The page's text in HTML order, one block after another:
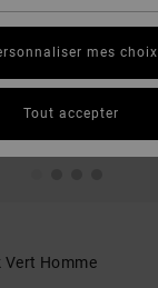
Vert Homme
mes choix
Tout accepter